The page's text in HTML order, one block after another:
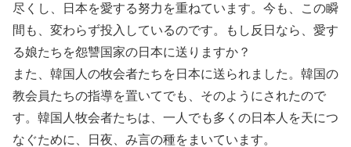
尽くし、日本を愛する努力を重ねています。今も、この瞬
間も、変わらず投入しているのです。もし反日なら、愛す
る娘たちを怨讐国家の日本に送りますか？
また、韓国人の牧会者たちを日本に送られました。韓国の
教会員たちの指導を置いてでも、そのようにされたので
す。韓国人牧会者たちは、一人でも多くの日本人を天につ
なぐために、日夜、み言の種をまいています。